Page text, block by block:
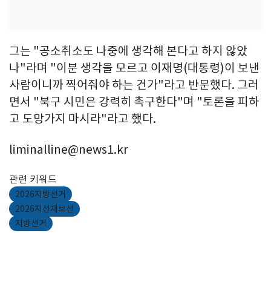
그는 "공소취소도 나중에 생각해 본다고 하지 않았
나"라며 "이분 생각을 모르고 이재명(대통령)이 보낸
사람이니까 찍어줘야 하는 건가"라고 반문했다. 그러
면서 "북구 시민은 강력히 촉구한다"며 "토론을 피하
고 도망가지 마시라"라고 했다.
liminalline@news1.kr
관련 키워드
2026지방선거
2026지선재보선
지방선거